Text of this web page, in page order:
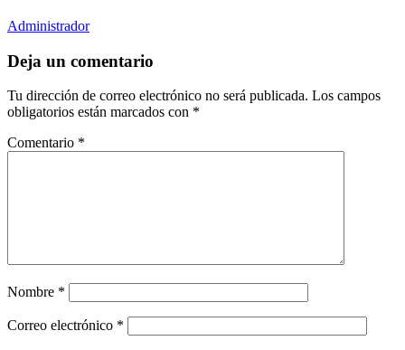
Administrador
Deja un comentario
Tu dirección de correo electrónico no será publicada. Los campos
obligatorios están marcados con *
Comentario *
Nombre *
Correo electrónico *